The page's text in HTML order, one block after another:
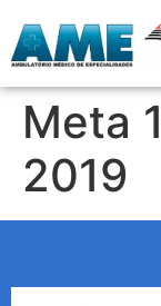
Meta
2019